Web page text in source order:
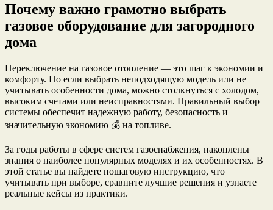
Почему важно грамотно выбрать
газовое оборудование для загородного
дома
Переключение на газовое отопление — это шаг к экономии и
комфорту. Но если выбрать неподходящую модель или не
учитывать особенности дома, можно столкнуться с холодом,
высоким счетами или неисправностями. Правильный выбор
системы обеспечит надежную работу, безопасность и
значительную экономию 💰 на топливе.
За годы работы в сфере систем газоснабжения, накоплены
знания о наиболее популярных моделях и их особенностях. В
этой статье вы найдете пошаговую инструкцию, что
учитывать при выборе, сравните лучшие решения и узнаете
реальные кейсы из практики.